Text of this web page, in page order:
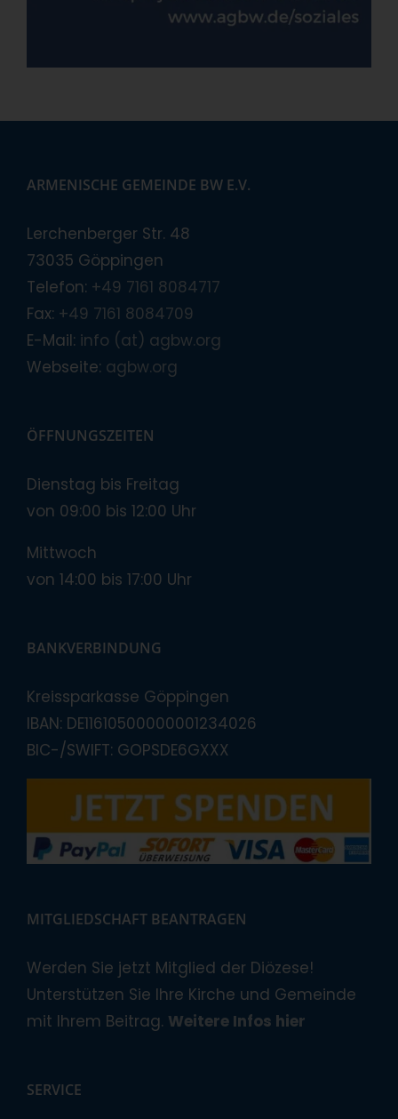
ARMENISCHE GEMEINDE BW E.V.
Lerchenberger Str. 48
73035 Göppingen
Telefon: +49 7161 8084717
Fax: +49 7161 8084709
E-Mail: info (at) agbw.org
Webseite: agbw.org
ÖFFNUNGSZEITEN
Dienstag bis Freitag
von 09:00 bis 12:00 Uhr
Mittwoch
von 14:00 bis 17:00 Uhr
BANKVERBINDUNG
Kreissparkasse Göppingen
IBAN: DE11610500000001234026
BIC-/SWIFT: GOPSDE6GXXX
MITGLIEDSCHAFT BEANTRAGEN
Werden Sie jetzt Mitglied der Diözese!
Unterstützen Sie Ihre Kirche und Gemeinde
mit Ihrem Beitrag. Weitere Infos hier
SERVICE